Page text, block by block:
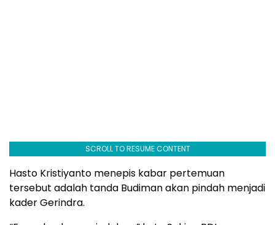
SCROLL TO RESUME CONTENT
Hasto Kristiyanto menepis kabar pertemuan
tersebut adalah tanda Budiman akan pindah menjadi
kader Gerindra.